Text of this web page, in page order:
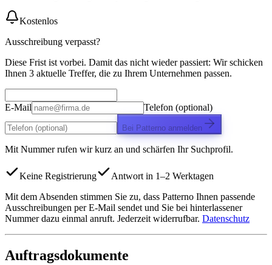
Kostenlos
Ausschreibung verpasst?
Diese Frist ist vorbei. Damit das nicht wieder passiert: Wir schicken
Ihnen 3 aktuelle Treffer, die zu Ihrem Unternehmen passen.
E-Mail Telefon (optional)
Bei Patterno anmelden
Mit Nummer rufen wir kurz an und schärfen Ihr Suchprofil.
Keine Registrierung
Antwort in 1–2 Werktagen
Mit dem Absenden stimmen Sie zu, dass Patterno Ihnen passende
Ausschreibungen per E-Mail sendet und Sie bei hinterlassener
Nummer dazu einmal anruft. Jederzeit widerrufbar. Datenschutz
Auftragsdokumente